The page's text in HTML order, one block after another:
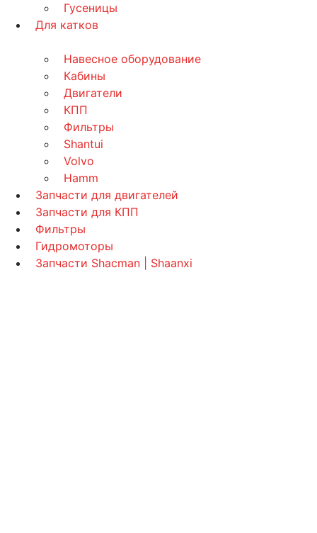
Гусеницы
Для катков
Навесное оборудование
Кабины
Двигатели
КПП
Фильтры
Shantui
Volvo
Hamm
Запчасти для двигателей
Запчасти для КПП
Фильтры
Гидромоторы
Запчасти Shacman | Shaanxi